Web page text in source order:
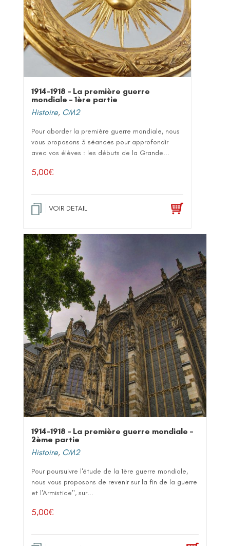
1914-1918 – La première guerre
mondiale – 1ère partie
Histoire, CM2
Pour aborder la première guerre mondiale, nous
vous proposons 3 séances pour approfondir
avec vos élèves : les débuts de la Grande...
5,00€
VOIR DETAIL
1914-1918 – La première guerre mondiale –
2ème partie
Histoire, CM2
Pour poursuivre l'étude de la 1ère guerre mondiale,
nous vous proposons de revenir sur la fin de la guerre
et l'Armistice", sur...
5,00€